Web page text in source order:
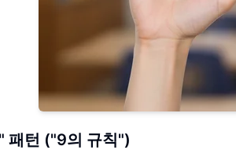
패턴 ("9의 규칙")